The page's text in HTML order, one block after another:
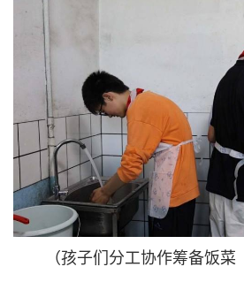
（孩子们分工协作筹备饭